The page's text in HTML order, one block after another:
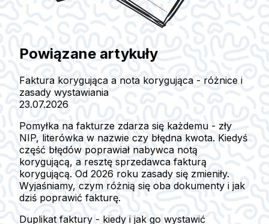
Powiązane artykuły
Faktura korygująca a nota korygująca - różnice i
zasady wystawiania
23.07.2026
Pomyłka na fakturze zdarza się każdemu - zły
NIP, literówka w nazwie czy błędna kwota. Kiedyś
część błędów poprawiał nabywca notą
korygującą, a resztę sprzedawca fakturą
korygującą. Od 2026 roku zasady się zmieniły.
Wyjaśniamy, czym różnią się oba dokumenty i jak
dziś poprawić fakturę.
Duplikat faktury - kiedy i jak go wystawić